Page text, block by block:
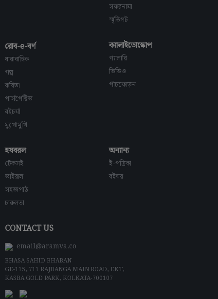
সফরনামা
স্মৃতিপট
রোব-e-বর্ণ
ধারাবাহিক
গল্প
কবিতা
পার্সপেক্টিভ
বইচর্যা
মুখোমুখি
ক্যালাইডোস্কোপ
গ্যালারি
ভিডিও
পাঁচফোড়ন
হযবরল
টেকসই
ভাইরাল
সহজপাঠ
চারুলতা
অন্যান্য
ই-পত্রিকা
বইঘর
CONTACT US
email@aramva.co
BHASA SAHID BHABAN
GE-115, 711 RAJDANGA MAIN ROAD, EKT,
KASBA GOLD PARK, KOLKATA-700107